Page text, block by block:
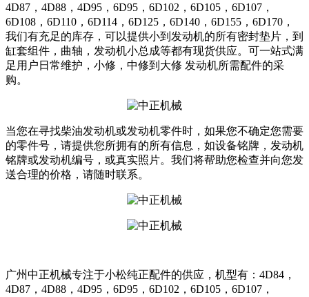
4D87，4D88，4D95，6D95，6D102，6D105，6D107，
6D108，6D110，6D114，6D125，6D140，6D155，6D170，
我们有充足的库存，可以提供小到发动机的所有密封垫片，到
缸套组件，曲轴，发动机小总成等都有现货供应。可一站式满
足用户日常维护，小修，中修到大修 发动机所需配件的采
购。
当您在寻找柴油发动机或发动机零件时，如果您不确定您需要
的零件号，请提供您所拥有的所有信息，如设备铭牌，发动机
铭牌或发动机编号，或真实照片。我们将帮助您检查并向您发
送合理的价格，请随时联系。
广州中正机械专注于小松纯正配件的供应，机型有：4D84，
4D87，4D88，4D95，6D95，6D102，6D105，6D107，